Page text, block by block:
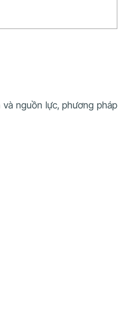
nguồn lực, phương pháp